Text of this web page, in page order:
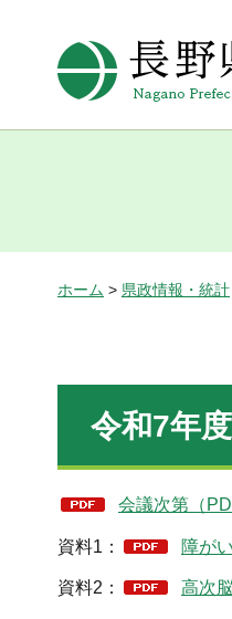
ホーム > 県政情報・統計
令和7年
会議次第（
資料1： 障が
資料2： 高次